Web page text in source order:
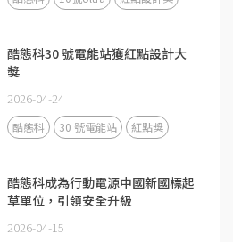
酷態科30 號電能站獲紅點設計大
獎
2026-04-24
酷態科 30 號電能站 紅點獎
酷態科成為行動電源中國新國標起
草單位，引領安全升級
2026-04-15